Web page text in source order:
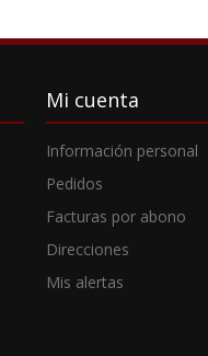
Mi cuenta
Información personal
Pedidos
Facturas por abono
Direcciones
Mis alertas